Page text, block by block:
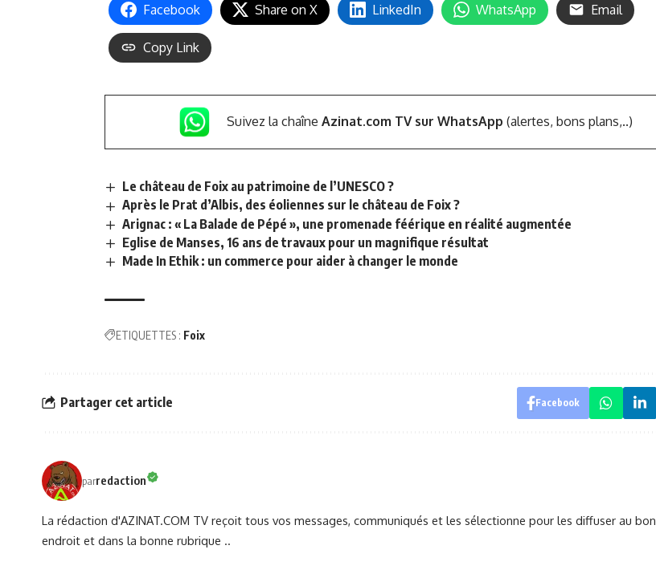
Facebook
Share on X LinkedIn WhatsApp Email
Copy Link
Suivez la chaîne Azinat.com TV sur WhatsApp (alertes, bons plans,..)
Le château de Foix au patrimoine de l’UNESCO ?
Après le Prat d’Albis, des éoliennes sur le château de Foix ?
Arignac : « La Balade de Pépé », une promenade féérique en réalité augmentée
Eglise de Manses, 16 ans de travaux pour un magnifique résultat
Made In Ethik : un commerce pour aider à changer le monde
ETIQUETTES : Foix
Partager cet article Facebook
parredaction
La rédaction d'AZINAT.COM TV reçoit tous vos messages, communiqués et les sélectionne pour les diffuser au bon
endroit et dans la bonne rubrique ..